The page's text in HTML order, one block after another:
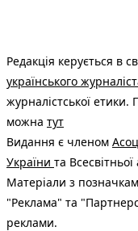
Редакція керується в
українського
журналістської етики.
можна тут
Видання є членом
України та Всесвітньої
Матеріали з
"Реклама" та
реклами.